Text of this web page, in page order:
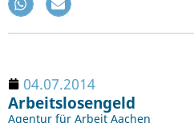
04.07.2014
Arbeitslosengeld
Agentur für Arbeit Aachen